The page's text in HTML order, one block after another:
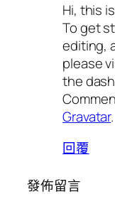
Hi, this
To get
editing,
please
the
Gravatar.
回覆
發佈留言